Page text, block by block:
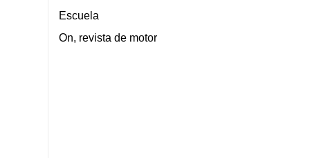
Escuela
On, revista de motor